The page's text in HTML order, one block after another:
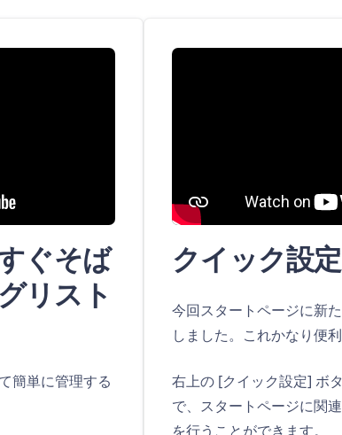
ぐそば
リスト
簡単に管理する
クイック設
今回スタートページに新
しました。これかなり便
右上の [クイック設定] ボ
で、スタートページに関
を行うことができます。